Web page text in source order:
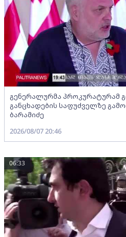
გენერალურმა პროკურატურამ
განცხადების საფუძველზე
ბარამიძე
2026/08/07 20:46
06:33